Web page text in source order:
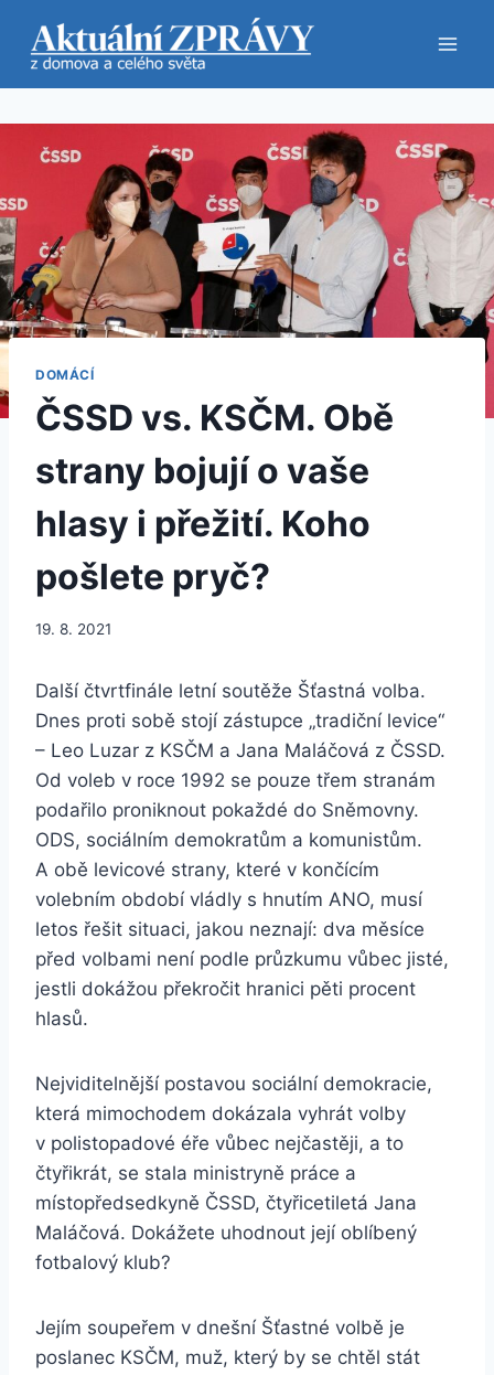
obsah
DOMÁCÍ
ČSSD vs. KSČM. Obě
strany bojují o vaše
hlasy i přežití. Koho
pošlete pryč?
19. 8. 2021
Další čtvrtfinále letní soutěže Šťastná volba.
Dnes proti sobě stojí zástupce „tradiční levice“
– Leo Luzar z KSČM a Jana Maláčová z ČSSD.
Od voleb v roce 1992 se pouze třem stranám
podařilo proniknout pokaždé do Sněmovny.
ODS, sociálním demokratům a komunistům.
A obě levicové strany, které v končícím
volebním období vládly s hnutím ANO, musí
letos řešit situaci, jakou neznají: dva měsíce
před volbami není podle průzkumu vůbec jisté,
jestli dokážou překročit hranici pěti procent
hlasů.
Nejviditelnější postavou sociální demokracie,
která mimochodem dokázala vyhrát volby
v polistopadové éře vůbec nejčastěji, a to
čtyřikrát, se stala ministryně práce a
místopředsedkyně ČSSD, čtyřicetiletá Jana
Maláčová. Dokážete uhodnout její oblíbený
fotbalový klub?
Jejím soupeřem v dnešní Šťastné volbě je
poslanec KSČM, muž, který by se chtěl stát